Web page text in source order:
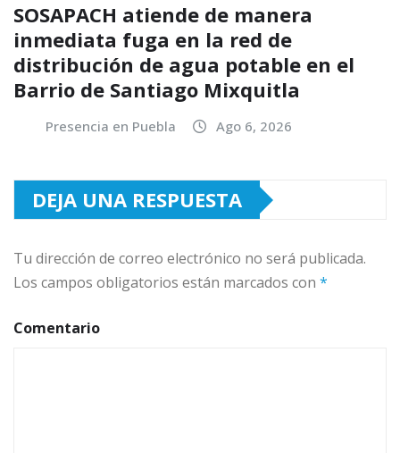
SOSAPACH atiende de manera
inmediata fuga en la red de
distribución de agua potable en el
Barrio de Santiago Mixquitla
Presencia en Puebla Ago 6, 2026
DEJA UNA RESPUESTA
Tu dirección de correo electrónico no será publicada.
Los campos obligatorios están marcados con *
Comentario